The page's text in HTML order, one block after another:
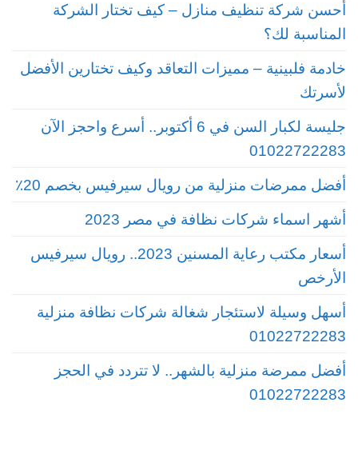
أحسن شركة تنظيف منازل – كيف تختار الشركة
المناسبة لك؟
خادمة فلبينية – مميزات التعاقد وكيف تختارين الأفضل
لأسرتك
جليسة لكبار السن في 6 أكتوبر.. أسرع واحجز الآن
01022722283
أفضل ممرضات منزلية من رويال سيرفيس بخصم 20٪
أشهر اسماء شركات نظافة في مصر 2023
أسعار مكتب رعاية المسنين 2023.. رويال سيرفيس
الأرخص
أسهل وسيلة لاستئجار شغالة شركات نظافة منزلية
01022722283
أفضل ممرضة منزلية بالشهر.. لا تتردد في الحجز
01022722283